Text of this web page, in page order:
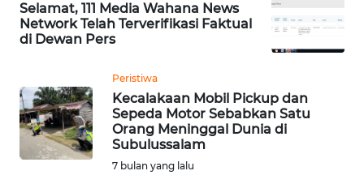
Selamat, 111 Media Wahana News
Network Telah Terverifikasi Faktual
di Dewan Pers
Peristiwa
Kecalakaan Mobil Pickup dan
Sepeda Motor Sebabkan Satu
Orang Meninggal Dunia di
Subulussalam
7 bulan yang lalu
Wahana
News
Regional
WN
SUMUT
WN